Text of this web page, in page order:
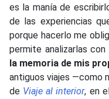
es la manía de
de las experiencias
porque hacerlo me
permite analizarlas
la memoria de mis
antiguos viajes —como
de Viaje al interior, en